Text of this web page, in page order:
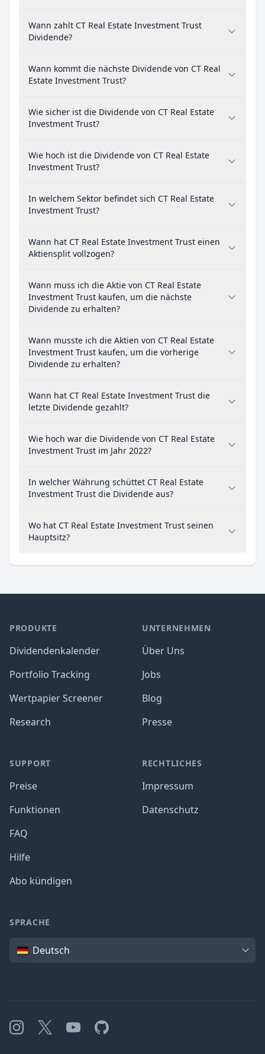
Wann zahlt CT Real Estate Investment Trust
Dividende?
Wann kommt die nächste Dividende von CT Real
Estate Investment Trust?
Wie sicher ist die Dividende von CT Real Estate
Investment Trust?
Wie hoch ist die Dividende von CT Real Estate
Investment Trust?
In welchem Sektor befindet sich CT Real Estate
Investment Trust?
Wann hat CT Real Estate Investment Trust einen
Aktiensplit vollzogen?
Wann muss ich die Aktie von CT Real Estate
Investment Trust kaufen, um die nächste
Dividende zu erhalten?
Wann musste ich die Aktien von CT Real Estate
Investment Trust kaufen, um die vorherige
Dividende zu erhalten?
Wann hat CT Real Estate Investment Trust die
letzte Dividende gezahlt?
Wie hoch war die Dividende von CT Real Estate
Investment Trust im Jahr 2022?
In welcher Währung schüttet CT Real Estate
Investment Trust die Dividende aus?
Wo hat CT Real Estate Investment Trust seinen
Hauptsitz?
PRODUKTE
Dividendenkalender
Portfolio Tracking
Wertpapier Screener
Research
SUPPORT
Preise
Funktionen
FAQ
Hilfe
Abo kündigen
UNTERNEHMEN
Über Uns
Jobs
Blog
Presse
RECHTLICHES
Impressum
Datenschutz
SPRACHE
SpracheDeutsch
Instagram
X YouTubeGitHub